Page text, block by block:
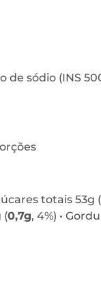
sódio (INS
totais 53g (
(0,7g, 4%) •